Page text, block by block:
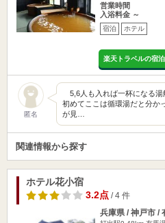
営業時間
入浴料金 ～
宿泊 ホテル
楽天トラベルの宿
匿名
5,6人も入れば一杯になる湯
初めてここは循環湯だと分か
が見…
関連情報から探す
ホテル花小宿
3.2点/ 4 件
兵庫県 / 神戸市 /